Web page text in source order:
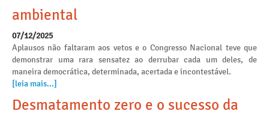
ambiental
07/12/2025
Aplausos não faltaram aos vetos e o Congresso Nacional teve que
demonstrar uma rara sensatez ao derrubar cada um deles, de
maneira democrática, determinada, acertada e incontestável.
[leia mais...]
Desmatamento zero e o sucesso da